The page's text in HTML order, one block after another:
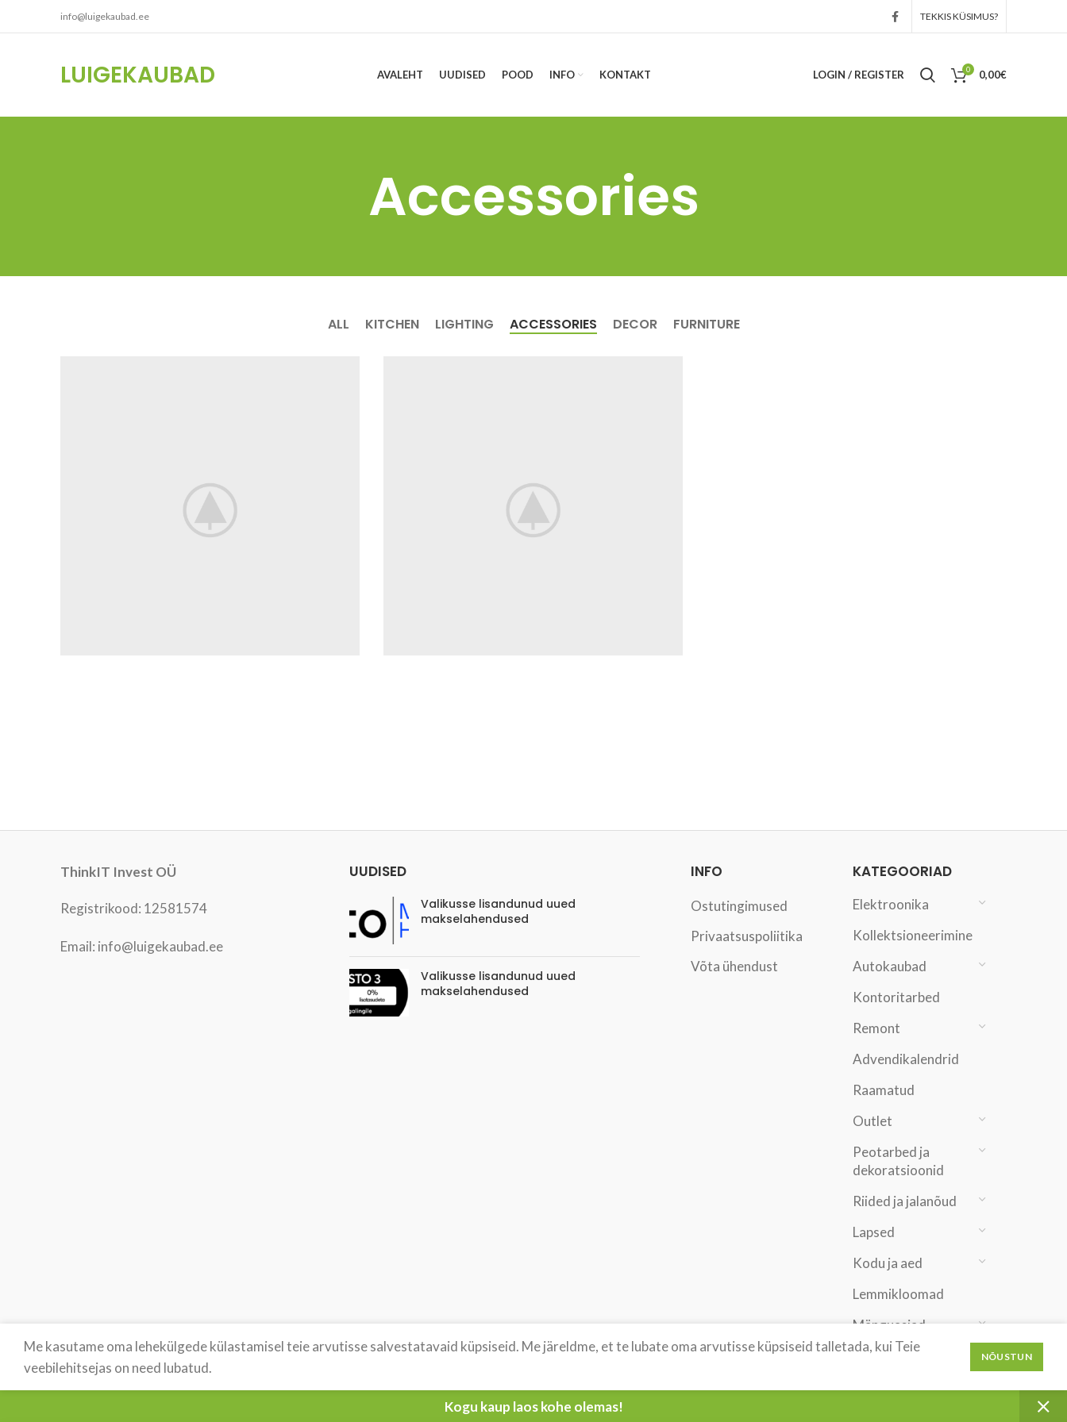
Kogu kaup laos kohe olemas!
info@luigekaubad.ee TEKKIS KÜSIMUS?
LUIGEKAUBAD AVALEHT UUDISED POOD INFO KONTAKT LOGIN / REGISTER 0 0,00€
Accessories
ALL KITCHEN LIGHTING ACCESSORIES DECOR FURNITURE
ThinkIT Invest OÜ
Registrikood: 12581574
Email: info@luigekaubad.ee
UUDISED
Valikusse lisandunud uued
makselahendused
Valikusse lisandunud uued
makselahendused
INFO
Ostutingimused
Privaatsuspoliitika
Võta ühendust
KATEGOORIAD
Elektroonika
Kollektsioneerimine
Autokaubad
Kontoritarbed
Remont
Advendikalendrid
Raamatud
Outlet
Peotarbed ja
dekoratsioonid
Riided ja jalanõud
Lapsed
Kodu ja aed
Lemmikloomad
Mänguasjad
Ilu ja tervis
Harrastused ja
Me kasutame oma lehekülgede külastamisel teie arvutisse salvestatavaid küpsiseid. Me järeldme, et te lubate oma arvutisse küpsiseid talletada, kui Teie
veebilehitsejas on need lubatud.
NÕUSTUN